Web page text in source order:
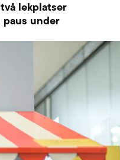
lekplatser
under